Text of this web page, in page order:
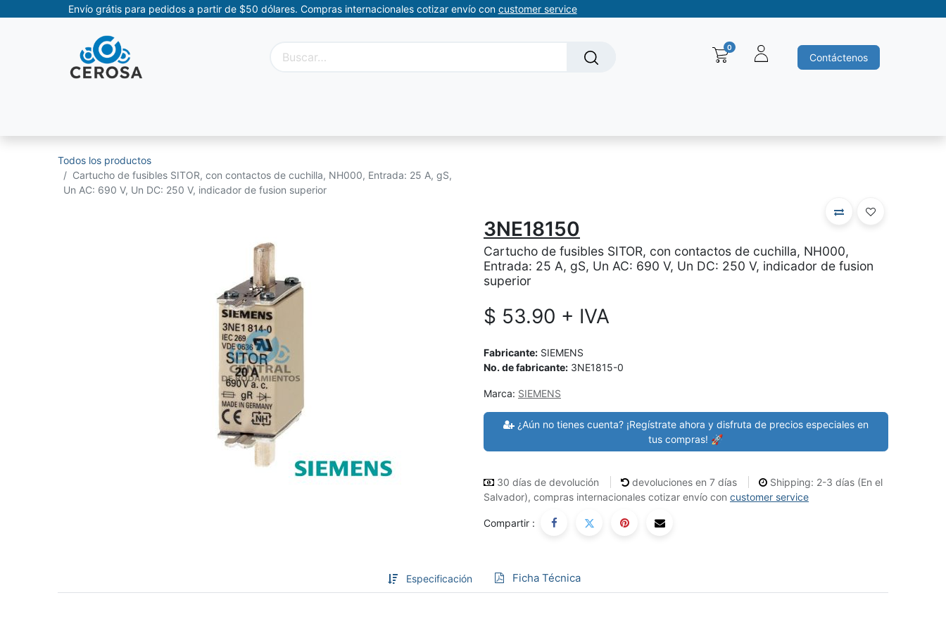
Envío grátis para pedidos a partir de $50 dólares. Compras internacionales cotizar envío con customer service
0
Contáctenos
Todos los productos
Cartucho de fusibles SITOR, con contactos de cuchilla, NH000, Entrada: 25 A, gS,
Un AC: 690 V, Un DC: 250 V, indicador de fusion superior
3NE18150
Cartucho de fusibles SITOR, con contactos de cuchilla, NH000,
Entrada: 25 A, gS, Un AC: 690 V, Un DC: 250 V, indicador de fusion
superior
$ 53.90 + IVA
Fabricante: SIEMENS
No. de fabricante: 3NE1815-0
Marca: SIEMENS
¿Aún no tienes cuenta? ¡Regístrate ahora y disfruta de precios especiales en
tus compras! 🚀
30 días de devolución devoluciones en 7 días
Shipping: 2-3 días (En el
Salvador), compras internacionales cotizar envío con customer service
Compartir :
Especificación Ficha Técnica